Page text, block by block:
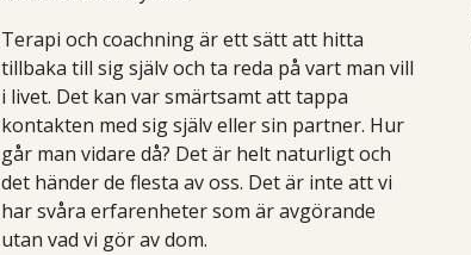
Terapi och coachning är ett sätt att hitta
tillbaka till sig själv och ta reda på vart man vill
i livet. Det kan var smärtsamt att tappa
kontakten med sig själv eller sin partner. Hur
går man vidare då? Det är helt naturligt och
det händer de flesta av oss. Det är inte att vi
har svåra erfarenheter som är avgörande
utan vad vi gör av dom.